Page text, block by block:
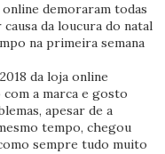
demoraram todas
da loucura do natal
na primeira semana
da loja online
a marca e gosto
apesar de a
tempo, chegou
sempre tudo muito